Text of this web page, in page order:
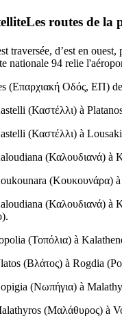
Les routes de la
traversée, d’est en
nationale 94 relie
(Επαρχιακή Οδός, ΕΠ)
(Καστέλλι) à
(Καστέλλι) à
(Καλουδιανά) à
(Κουκουνάρα)
(Καλουδιανά) à
).
(Τοπόλια) à
(Βλάτος) à Rogdia (
(Νωπήγια) à
(Μαλάθυρος) à